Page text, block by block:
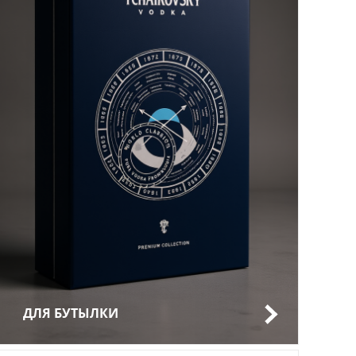
ДЛЯ БУТЫЛКИ